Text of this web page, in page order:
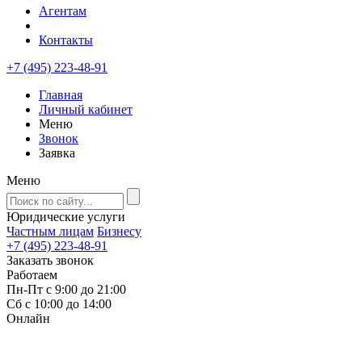
Агентам
Контакты
+7 (495) 223-48-91
Главная
Личный кабинет
Меню
Звонок
Заявка
Меню
Юридические услуги
Частным лицам Бизнесу
+7 (495) 223-48-91
Заказать звонок
Работаем
Пн-Пт с 9:00 до 21:00
Сб с 10:00 до 14:00
Онлайн